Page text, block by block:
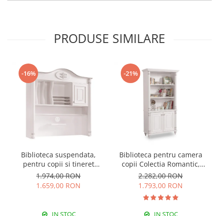
PRODUSE SIMILARE
-16%
Biblioteca suspendata,
pentru copii si tineret
Colectia Romantic,
117x37x119 cm
1.974,00 RON
1.659,00 RON
IN STOC
-21%
Biblioteca pentru camera
copii Colectia Romantic,
96x42x186 cm
2.282,00 RON
1.793,00 RON
IN STOC